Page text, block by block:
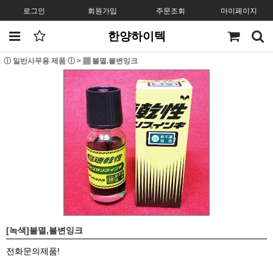
로그인 회원가입 주문조회 마이페이지
한양하이텍
ⓛ 일반사무용 제품 ⓛ > ▦ 불멸.불변잉크
[녹색]불멸,불변잉크
전화문의제품!